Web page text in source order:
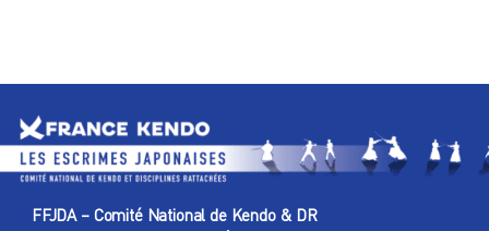
FFJDA – Comité National de Kendo & DR